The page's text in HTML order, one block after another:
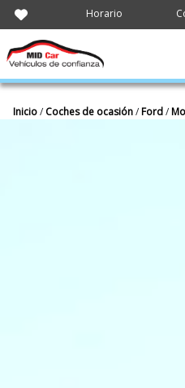
Horario
Inicio/ Coches de ocasión/Ford/